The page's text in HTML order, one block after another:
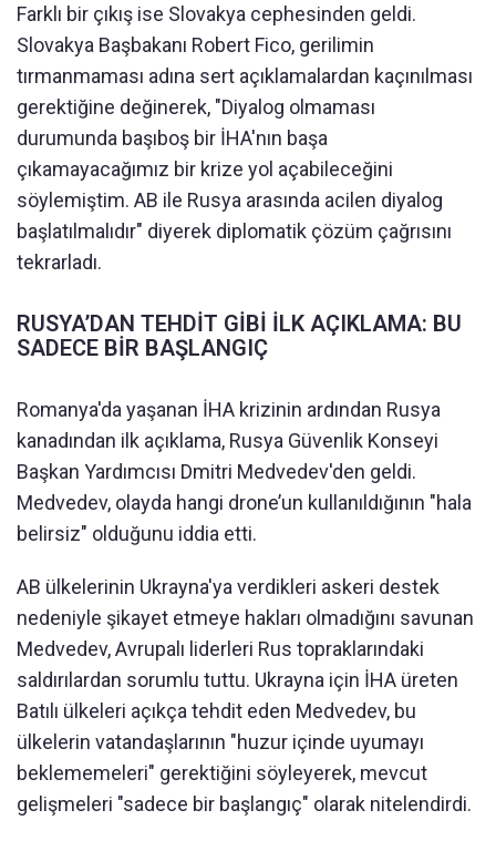
Farklı bir çıkış ise Slovakya cephesinden geldi.
Slovakya Başbakanı Robert Fico, gerilimin
tırmanmaması adına sert açıklamalardan kaçınılması
gerektiğine değinerek, "Diyalog olmaması
durumunda başıboş bir İHA'nın başa
çıkamayacağımız bir krize yol açabileceğini
söylemiştim. AB ile Rusya arasında acilen diyalog
başlatılmalıdır" diyerek diplomatik çözüm çağrısını
tekrarladı.
RUSYA’DAN TEHDİT GİBİ İLK AÇIKLAMA: BU
SADECE BİR BAŞLANGIÇ
Romanya'da yaşanan İHA krizinin ardından Rusya
kanadından ilk açıklama, Rusya Güvenlik Konseyi
Başkan Yardımcısı Dmitri Medvedev'den geldi.
Medvedev, olayda hangi drone’un kullanıldığının "hala
belirsiz" olduğunu iddia etti.
AB ülkelerinin Ukrayna'ya verdikleri askeri destek
nedeniyle şikayet etmeye hakları olmadığını savunan
Medvedev, Avrupalı liderleri Rus topraklarındaki
saldırılardan sorumlu tuttu. Ukrayna için İHA üreten
Batılı ülkeleri açıkça tehdit eden Medvedev, bu
ülkelerin vatandaşlarının "huzur içinde uyumayı
beklememeleri" gerektiğini söyleyerek, mevcut
gelişmeleri "sadece bir başlangıç" olarak nitelendirdi.